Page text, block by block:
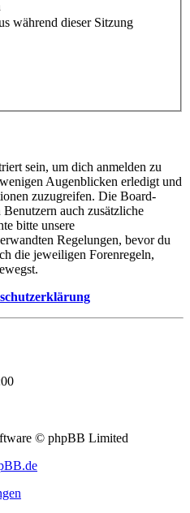
während dieser Sitzung
sein, um dich anmelden zu
Augenblicken erledigt und
zuzugreifen. Die Board-
auch zusätzliche
bitte unsere
Regelungen, bevor du
die jeweiligen Forenregeln,
© phpBB Limited